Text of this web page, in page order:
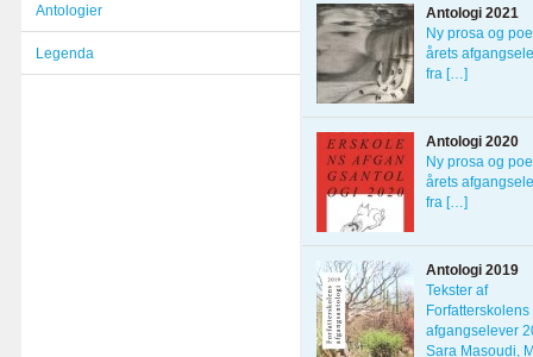
Antologier
Legenda
Antologi 2021
Ny prosa og
årets
fra […]
Antologi 2020
Ny prosa og
årets
fra […]
Antologi 2019
Tekster af
Forfatterskolens
afgangselever
Sara Masoudi,